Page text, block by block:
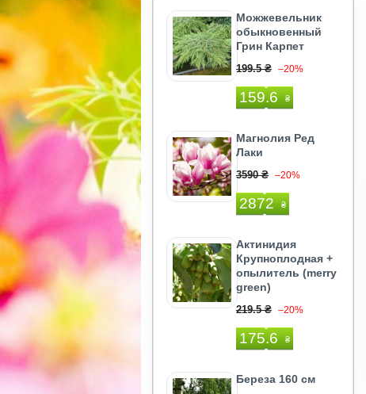
Можжевельник
обыкновенный
Грин Карпет
199.5 ₴ –20%
159.6 ₴
Магнолия Ред
Лаки
3590 ₴ –20%
2872 ₴
Актинидия
Крупноплодная +
опылитель (merry
green)
219.5 ₴ –20%
175.6 ₴
Береза 160 см